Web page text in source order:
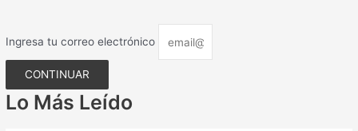
Ingresa tu correo electrónico
CONTINUAR
Lo Más Leído